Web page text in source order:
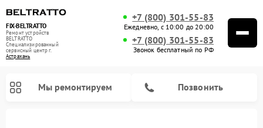
FIX-BELTRATTO
Ремонт устройств
BELTRATTO
Специализированный
cервисный центр г.
Астрахань
+7 (800) 301-55-83
Ежедневно, с 10:00 до 20:00
+7 (800) 301-55-83
Звонок бесплатный по РФ
Мы ремонтируем Позвонить